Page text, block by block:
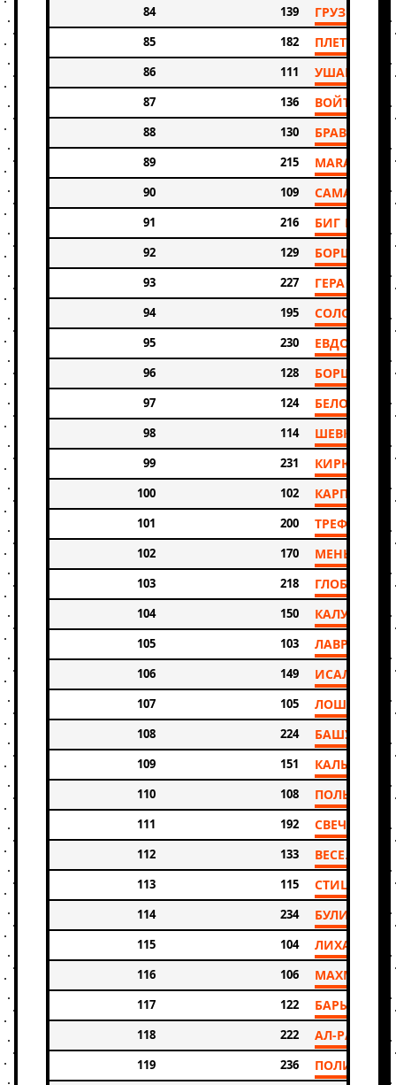
84 139 ГРУЗДЕВ
85 182 ПЛЕТНЕВ
86 111 УШАКОВА
87 136 ВОЙТОВ
88 130 БРАВЦЕВ
89 215
90 109 САМАРИНА
91 216 БИГ БУГ
92 129 БОРЩЕНКО
93 227
94 195 СОЛОВЬЕВ
95 230
96 128 БОРЩЕНКО
97 124 БЕЛОВ
98 114 ШЕВКОВА
99 231 КИРЮХА
100 102 КАРПИВ
101 200 ТРЕФИЛОВ
102 170
103 218 ГЛОБИН
104 150 КАЛУГИН
105 103
106 149 ИСАЛИЕВ
107 105
108 224 БАШУЕВ
109 151 КАЛЫБАЕВ
110 108
111 192
112 133 ВЕСЕЛОВ
113 115 СТИЦЮК
114 234 БУЛИК
115 104 ЛИХАЧЕВА
116 106
117 122
118 222 АЛ-РАДЖАБ
119 236 ПОЛИВОДА